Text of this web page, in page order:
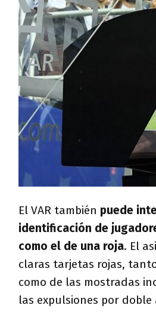
El VAR también puede
identificación de
como el de una roja. El
claras tarjetas rojas,
como de las mostradas
las expulsiones por